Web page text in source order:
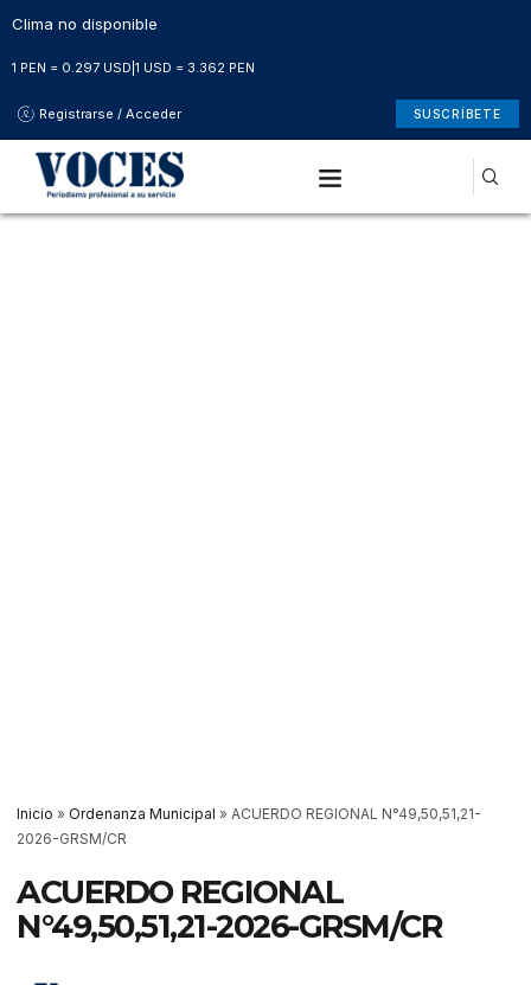
Clima no disponible
1 PEN = 0.297 USD 1 USD = 3.362 PEN
Registrarse / Acceder SUSCRÍBETE
Inicio » Ordenanza Municipal » ACUERDO REGIONAL N°49,50,51,21-
2026-GRSM/CR
ACUERDO REGIONAL
N°49,50,51,21-2026-GRSM/CR